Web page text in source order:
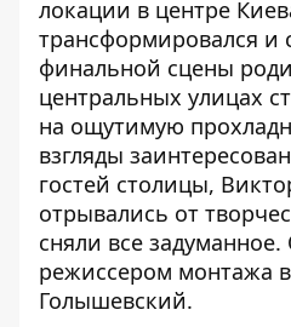
локации в центре
трансформировался и
финальной сцены
центральных улицах
на ощутимую
взгляды
гостей столицы,
отрывались от
сняли все
режиссером монтажа
Голышевский.